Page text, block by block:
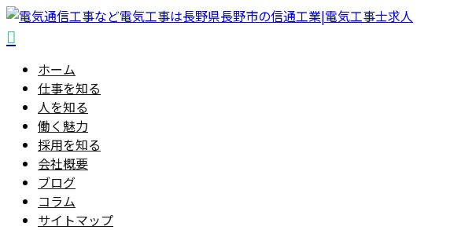
ホーム
仕事を知る
人を知る
働く魅力
採用を知る
会社概要
ブログ
コラム
サイトマップ